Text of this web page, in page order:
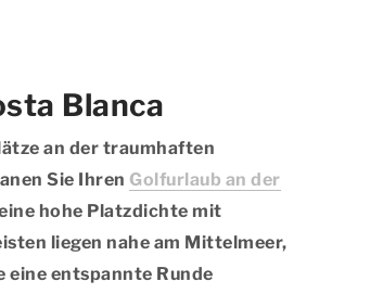
Blanca
an der traumhaften
Sie Ihren Golfurlaub an der
hohe Platzdichte mit
liegen nahe am Mittelmeer,
eine entspannte Runde